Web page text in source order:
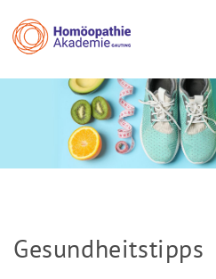
Gesundheitstipps